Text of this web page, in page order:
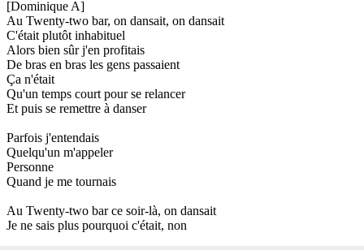
[Dominique A]
Au Twenty-two bar, on dansait, on dansait
C'était plutôt inhabituel
Alors bien sûr j'en profitais
De bras en bras les gens passaient
Ça n'était
Qu'un temps court pour se relancer
Et puis se remettre à danser
Parfois j'entendais
Quelqu'un m'appeler
Personne
Quand je me tournais
Au Twenty-two bar ce soir-là, on dansait
Je ne sais plus pourquoi c'était, non